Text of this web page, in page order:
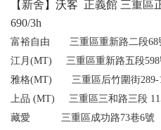
【新舍 】沃客 正義館 三重區
690/3h
富裕自由 三重區重新路二段68
江月 (MT) 三重區重新路五段
雅格(MT) 三重區后竹圍街289-
上品 (MT) 三重區三和路三段
藏愛 三重區成功路73巷6號